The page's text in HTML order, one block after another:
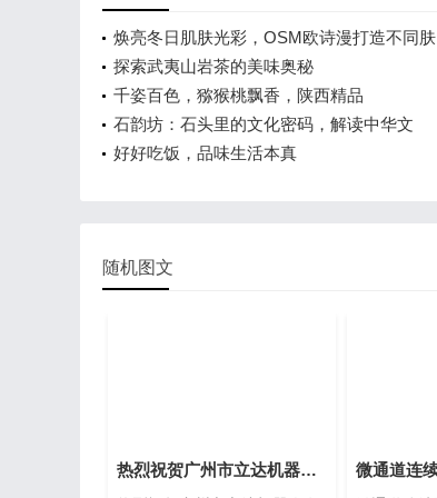
焕亮冬日肌肤光彩，OSM欧诗漫打造不同肤
探索武夷山岩茶的美味奥秘
千姿百色，猕猴桃飘香，陕西精品
石韵坊：石头里的文化密码，解读中华文
好好吃饭，品味生活本真
随机图文
热烈祝贺广州市立达机器人有限公司网站